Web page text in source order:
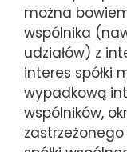
można
wspólnika
udziałów) z
interes spółki
wypadkową
wspólników,